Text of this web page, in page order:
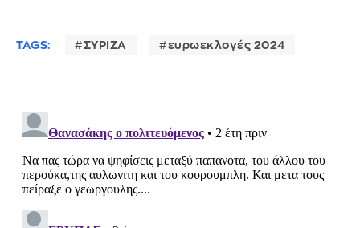
TAGS: ΣΥΡΙΖΑ ευρωεκλογές 2024